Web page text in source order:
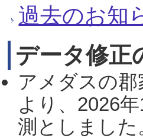
過去のお知
データ修正
アメダスの
より、2026
測としました